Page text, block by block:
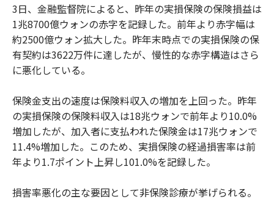
3日、金融監督院によると、昨年の実損保険の保険損益は
1兆8700億ウォンの赤字を記録した。前年より赤字幅は
約2500億ウォン拡大した。昨年末時点での実損保険の保
有契約は3622万件に達したが、慢性的な赤字構造はさら
に悪化している。
保険金支出の速度は保険料収入の増加を上回った。昨年
の実損保険の保険料収入は18兆ウォンで前年より10.0%
増加したが、加入者に支払われた保険金は17兆ウォンで
11.4%増加した。このため、実損保険の経過損害率は前
年より1.7ポイント上昇し101.0%を記録した。
損害率悪化の主な要因として非保険診療が挙げられる。